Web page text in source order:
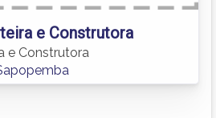
e Construtora
e Construtora